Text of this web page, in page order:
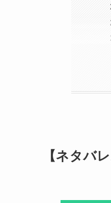
【ネタバ